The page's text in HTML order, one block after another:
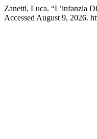
Zanetti, Luca. “L’infanzia
Accessed August 9, 2026.